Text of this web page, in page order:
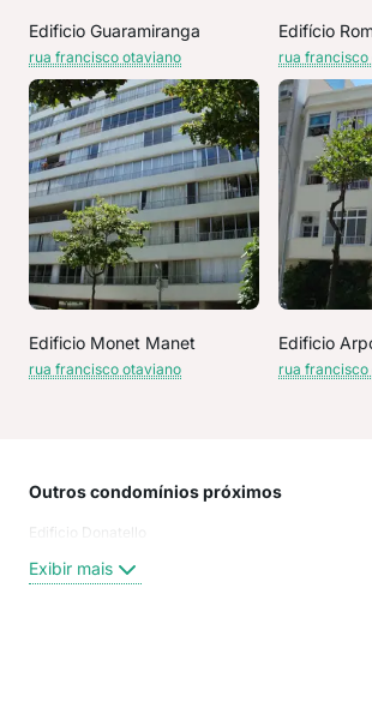
Edificio Guaramiranga
rua francisco otaviano
Edifício
rua
Edificio Monet Manet
rua francisco otaviano
Edificio
rua
Outros condomínios próximos
Edificio Donatello
Exibir mais